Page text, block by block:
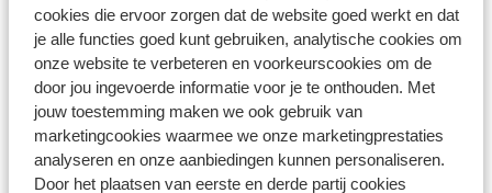
cookies die ervoor zorgen dat de website goed werkt en dat
je alle functies goed kunt gebruiken, analytische cookies om
onze website te verbeteren en voorkeurscookies om de
door jou ingevoerde informatie voor je te onthouden. Met
jouw toestemming maken we ook gebruik van
marketingcookies waarmee we onze marketingprestaties
analyseren en onze aanbiedingen kunnen personaliseren.
Door het plaatsen van eerste en derde partij cookies
Wat zijn de adresgegevens van Eliza was here?
Hoe kan ik mij aanmelden voor de nieuwsbrief?
Hoe kom ik bij de blog?
Gerelateerde vragen
Hoe regel ik parkeren bij de luchthaven via Eliza was here?